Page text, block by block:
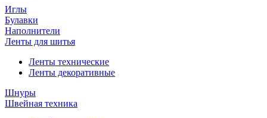
Иглы
Булавки
Наполнители
Ленты для шитья
Ленты технические
Ленты декоративные
Шнуры
Швейная техника